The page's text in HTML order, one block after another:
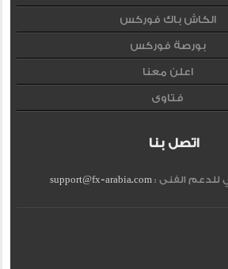
الكاش باك فوركس
بورصة فوركس
اعلن معنا
فتاوى
اتصل بنا
للدعم الفنى :support@fx-arabia.com